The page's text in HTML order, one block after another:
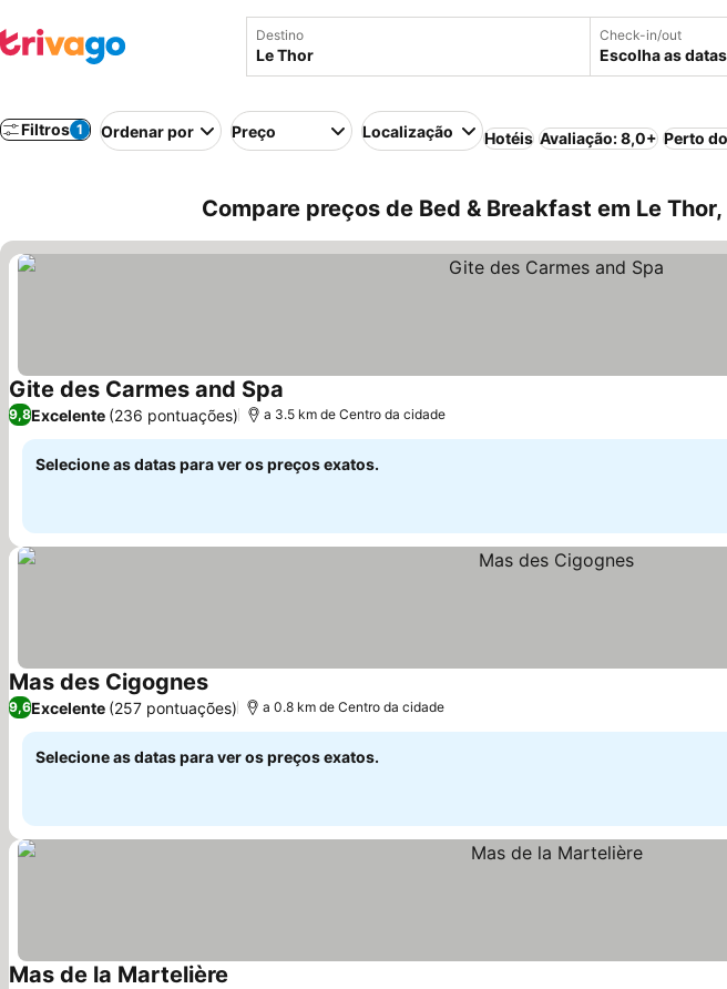
Destino Check-in/out
Escolha as datas
Filtros 1 Ordenar por Preço Localização Hotéis Avaliação: 8,0+ Perto
Compare preços de Bed & Breakfast em Le
Gite des Carmes and Spa
9,8Excelente (236 pontuações) a 3.5 km de Centro da cidade
Selecione as datas para ver os preços exatos.
Mas des Cigognes
9,6Excelente (257 pontuações) a 0.8 km de Centro da cidade
Selecione as datas para ver os preços exatos.
Mas de la Martelière